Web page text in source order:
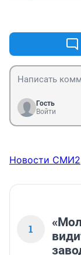
Гость
Войти
Новости СМИ2
1